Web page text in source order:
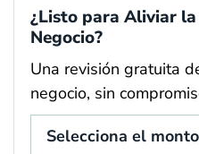
¿Listo para Aliviar
Negocio?
Una revisión gratuita
negocio, sin